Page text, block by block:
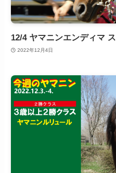
12/4 ヤマニンエンディマ
2022年12月4日